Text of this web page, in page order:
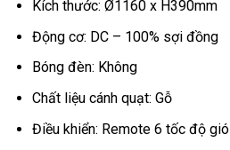
Kích thước: Ø1160 x H390mm
Động cơ: DC – 100% sợi đồng
Bóng đèn: Không
Chất liệu cánh quạt: Gỗ
Điều khiển: Remote 6 tốc độ gió